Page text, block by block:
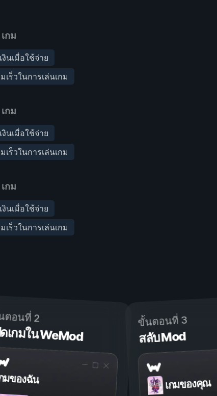
กม
งินเมื่อใช้จ่าย
เร็วในการเล่นเกม
กม
งินเมื่อใช้จ่าย
เร็วในการเล่นเกม
กม
งินเมื่อใช้จ่าย
เร็วในการเล่นเกม
ตอนที่ 2
เกมใน WeMod
มของฉัน
ขั้นตอนที่ 3
สลับ Mod
เกมของคุณ